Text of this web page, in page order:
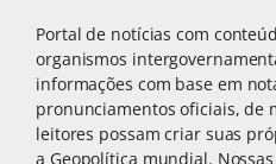
Portal de notícias com
organismos
informações com base em
pronunciamentos oficiais, de
leitores possam criar suas
a Geopolítica mundial. Nossas